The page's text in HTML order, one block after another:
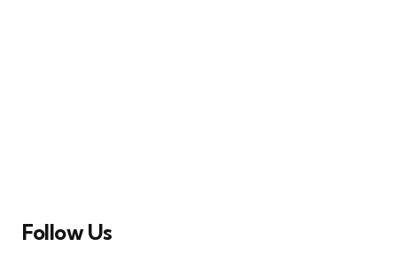
Follow Us